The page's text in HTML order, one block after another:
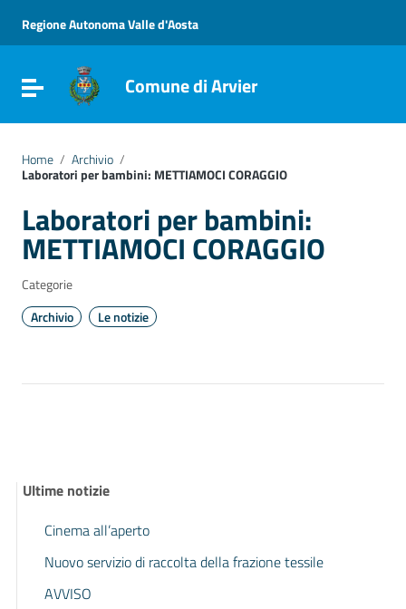
Vai al menu di navigazione
Vai al footer
Regione Autonoma Valle d'Aosta
Attiva / disattiva la navigazione
Comune di Arvier
Home / Archivio /
Laboratori per bambini: METTIAMOCI CORAGGIO
Laboratori per bambini:
METTIAMOCI CORAGGIO
Categorie
Archivio
Le notizie
Ultime notizie
Cinema all’aperto
Nuovo servizio di raccolta della frazione tessile
AVVISO